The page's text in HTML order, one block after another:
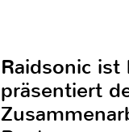
Raidsonic
präsentiert